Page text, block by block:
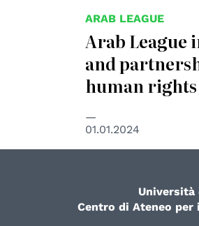
ARAB LEAGUE
Arab League
and
human rights
01.01.2024
Università
Centro di Ateneo